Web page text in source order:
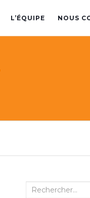
L’ÉQUIPE NOUS
Recherche